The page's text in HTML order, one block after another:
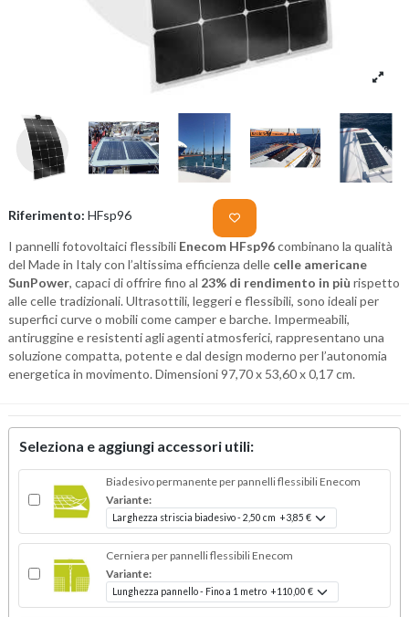
Riferimento: HFsp96
I pannelli fotovoltaici flessibili Enecom HFsp96combinano la qualità
del Made in Italy con l’altissima efficienza delle celle americane
SunPower, capaci di offrire fino al 23% di rendimento in più rispetto
alle celle tradizionali. Ultrasottili, leggeri e flessibili, sono ideali per
superfici curve o mobili come camper e barche. Impermeabili,
antiruggine e resistenti agli agenti atmosferici, rappresentano una
soluzione compatta, potente e dal design moderno per l’autonomia
energetica in movimento. Dimensioni 97,70 x 53,60 x 0,17 cm.
Seleziona e aggiungi accessori utili:
Biadesivo permanente per pannelli flessibili Enecom
Variante:
Cerniera per pannelli flessibili Enecom
Variante: